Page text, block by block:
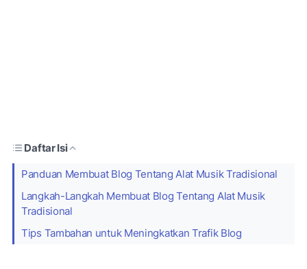
Daftar Isi
Panduan Membuat Blog Tentang Alat Musik Tradisional
Langkah-Langkah Membuat Blog Tentang Alat Musik
Tradisional
Tips Tambahan untuk Meningkatkan Trafik Blog